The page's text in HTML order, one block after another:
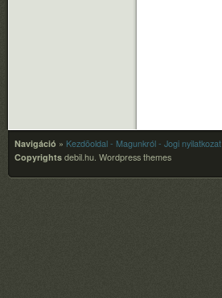
Navigáció » Kezdõoldal - Magunkról - Jogi nyilatkozat
Copyrights debil.hu. Wordpress themes